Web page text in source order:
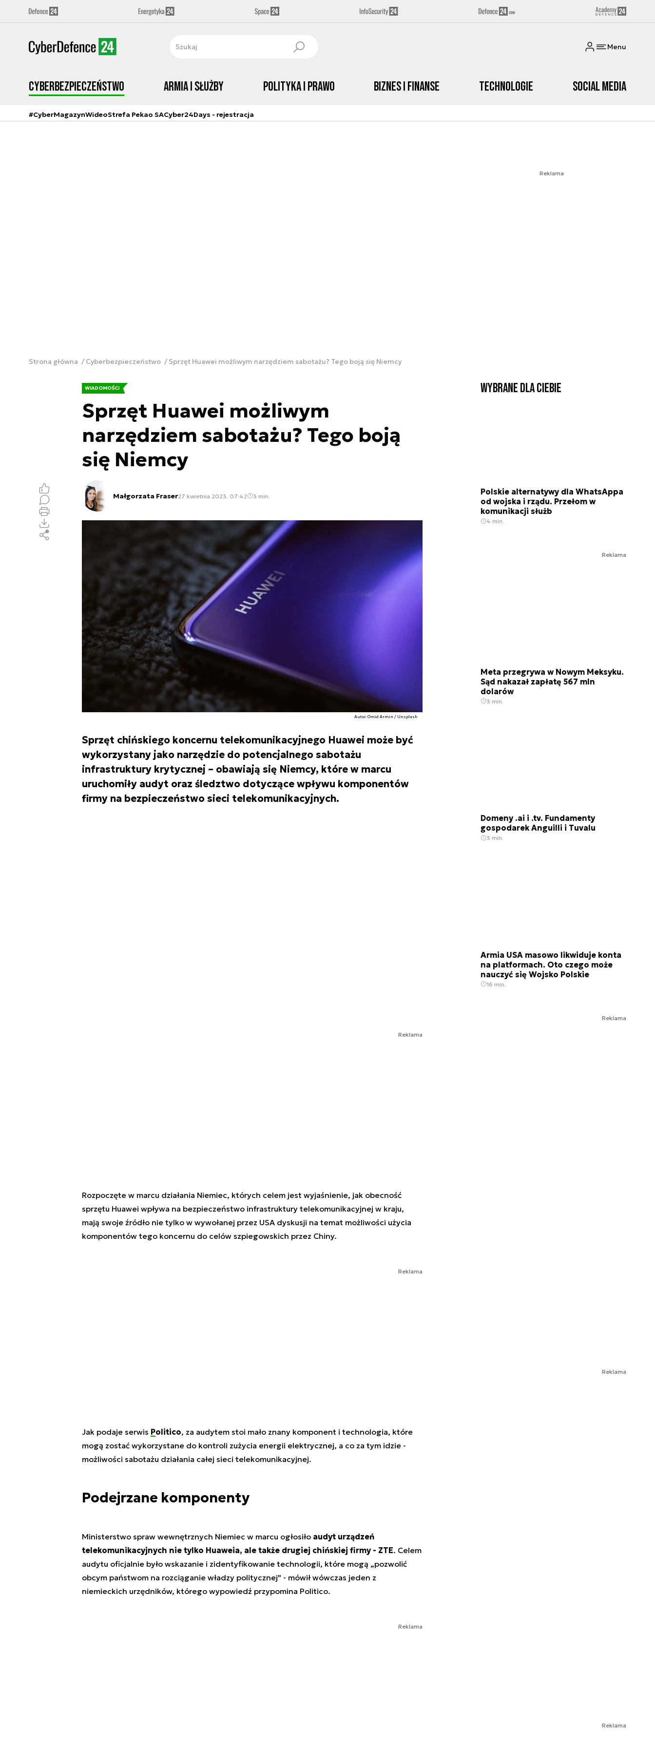
Menu
Cyberbezpieczeństwo Armia i Służby Polityka i prawo Biznes i Finanse Technologie Social media
#CyberMagazynWideoStrefa Pekao SACyber24Days - rejestracja
Reklama
Strona główna Cyberbezpieczeństwo Sprzęt Huawei możliwym narzędziem sabotażu? Tego boją się Niemcy
WIADOMOŚCI
Sprzęt Huawei możliwym
narzędziem sabotażu? Tego boją
się Niemcy
Małgorzata Fraser27 kwietnia 2023, 07:42 3 min.
Autor. Omid Armin / Unsplash
Sprzęt chińskiego koncernu telekomunikacyjnego Huawei może być
wykorzystany jako narzędzie do potencjalnego sabotażu
infrastruktury krytycznej – obawiają się Niemcy, które w marcu
uruchomiły audyt oraz śledztwo dotyczące wpływu komponentów
firmy na bezpieczeństwo sieci telekomunikacyjnych.
Reklama
Rozpoczęte w marcu działania Niemiec, których celem jest wyjaśnienie, jak obecność
sprzętu Huawei wpływa na bezpieczeństwo infrastruktury telekomunikacyjnej w kraju,
mają swoje źródło nie tylko w wywołanej przez USA dyskusji na temat możliwości użycia
komponentów tego koncernu do celów szpiegowskich przez Chiny.
Reklama
Jak podaje serwis Politico, za audytem stoi mało znany komponent i technologia, które
mogą zostać wykorzystane do kontroli zużycia energii elektrycznej, a co za tym idzie -
możliwości sabotażu działania całej sieci telekomunikacyjnej.
Podejrzane komponenty
Ministerstwo spraw wewnętrznych Niemiec w marcu ogłosiło audyt urządzeń
telekomunikacyjnych nie tylko Huaweia, ale także drugiej chińskiej firmy - ZTE. Celem
audytu oficjalnie było wskazanie i zidentyfikowanie technologii, które mogą „pozwolić
obcym państwom na rozciąganie władzy politycznej" - mówił wówczas jeden z
niemieckich urzędników, którego wypowiedź przypomina Politico.
Reklama
Wybrane dla Ciebie
Polskie alternatywy dla WhatsAppa
od wojska i rządu. Przełom w
komunikacji służb
4 min.
Reklama
Meta przegrywa w Nowym Meksyku.
Sąd nakazał zapłatę 567 mln
dolarów
3 min.
Domeny .ai i .tv. Fundamenty
gospodarek Anguilli i Tuvalu
3 min.
Armia USA masowo likwiduje konta
na platformach. Oto czego może
nauczyć się Wojsko Polskie
16 min.
Reklama
Reklama
Reklama